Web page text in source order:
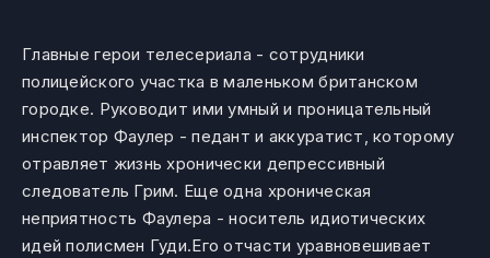
Главные герои телесериала - сотрудники
полицейского участка в маленьком британском
городке. Руководит ими умный и проницательный
инспектор Фаулер - педант и аккуратист, которому
отравляет жизнь хронически депрессивный
следователь Грим. Еще одна хроническая
неприятность Фаулера - носитель идиотических
идей полисмен Гуди.Его отчасти уравновешивает